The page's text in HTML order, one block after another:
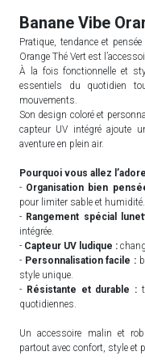
Banane Vibe
Pratique, tendance et
Orange Thé Vert est
À la fois fonctionnelle et
essentiels du quotidien
mouvements.
Son design coloré et
capteur UV intégré ajoute
aventure en plein air.
Pourquoi vous allez
- Organisation bien
pour limiter sable et humidité.
- Rangement spécial
intégrée.
- Capteur UV ludique :
- Personnalisation facile :
style unique.
- Résistante et durable :
quotidiennes.
Un accessoire malin et
partout avec confort, style et